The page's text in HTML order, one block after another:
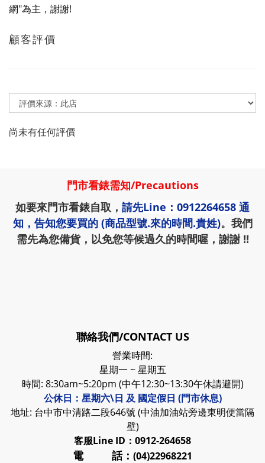
網"為主，謝謝!
顧客評價
尚未有任何評價
門市看錶需知/Precautions
如要來門市看錶自取， 請先Line：0912264658 通
知，告知您要買的 (商品型號.來的時間.貴姓)。我們
需先為您備貨，以免您等候過久的時間喔，謝謝 !!
聯絡我們/CONTACT US
營業時間:
星期一 ~ 星期五
時間: 8:30am~5:20pm (中午12:30~13:30午休請避開)
公休日：星期六\日 及 國定假日 (門市休息)
地址: 台中市中清路二段646號 (中油加油站旁邊東明便當隔
壁)
客服Line ID：0912-264658
電 話： (04)22968221